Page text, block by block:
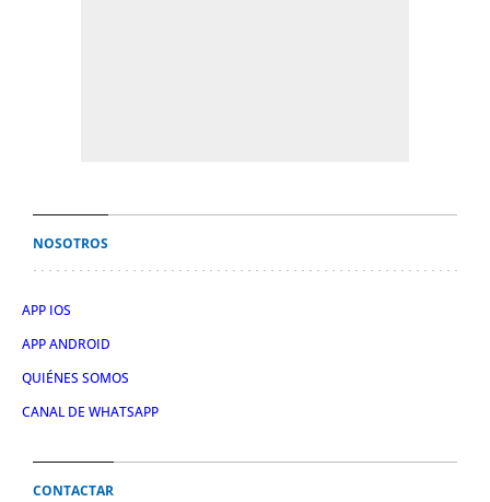
NOSOTROS
APP IOS
APP ANDROID
QUIÉNES SOMOS
CANAL DE WHATSAPP
CONTACTAR